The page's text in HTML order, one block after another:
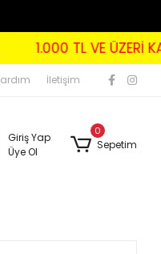
TL VE ÜZERİ KARGO
İletişim
Giriş Yap
Üye Ol
0
Sepetim